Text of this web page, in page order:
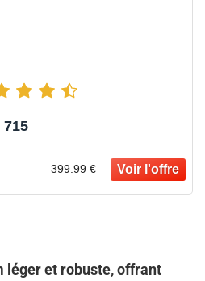
399.99 €
léger et robuste, offrant